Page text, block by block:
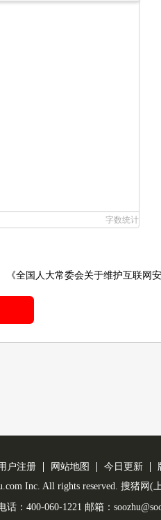
字数统计
《全国人大常委会关于维护互联网
户注册 网站地图 今日更新
Inc. All rights reserved. 搜猪网
话：400-060-1221 邮箱：